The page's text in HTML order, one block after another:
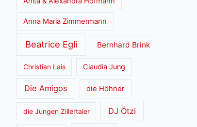
Anna Maria Zimmermann
Beatrice Egli Bernhard Brink
Christian Lais Claudia Jung
Die Amigos die Höhner
die Jungen Zillertaler DJ Ötzi